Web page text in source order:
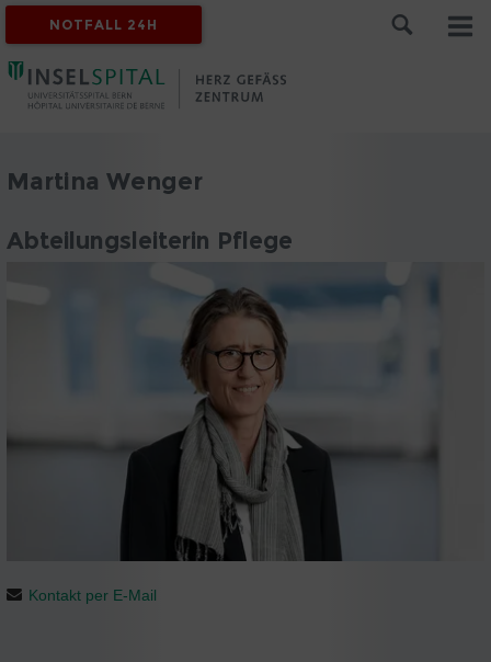
NOTFALL 24H
Martina Wenger
Abteilungsleiterin Pflege
Kontakt per E-Mail